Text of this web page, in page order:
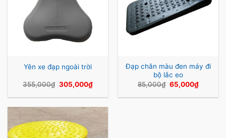
Yên xe đạp ngoài trời
355,000₫ Giá
là:
305,000₫Giá
tại
305,000₫.
Đạp chân màu đen máy đi
bộ lắc eo
85,000₫ Giá
gốc
là:
65,000₫Giá
tại